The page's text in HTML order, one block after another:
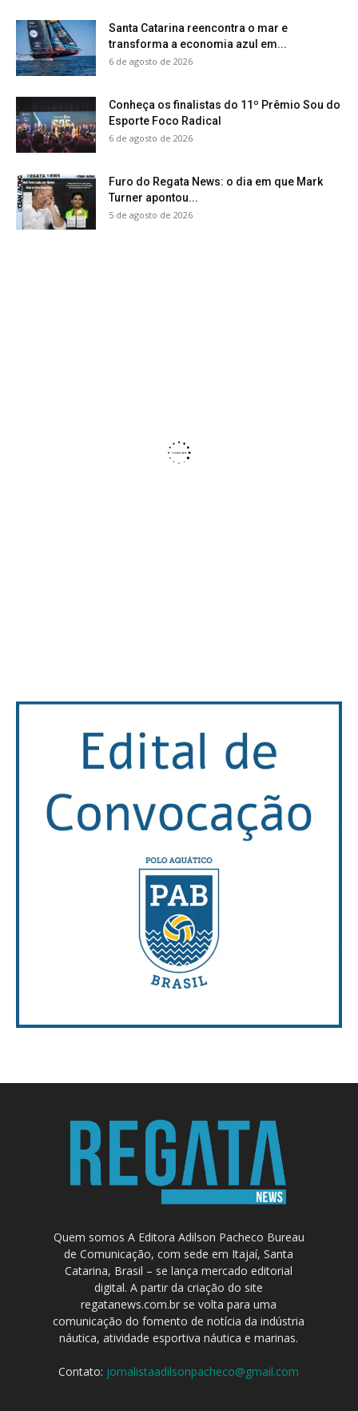
Santa Catarina reencontra o mar e
transforma a economia azul em...
6 de agosto de 2026
Conheça os finalistas do 11º Prêmio Sou do
Esporte Foco Radical
6 de agosto de 2026
Furo do Regata News: o dia em que Mark
Turner apontou...
5 de agosto de 2026
Quem somos A Editora Adilson Pacheco Bureau
de Comunicação, com sede em Itajaí, Santa
Catarina, Brasil – se lança mercado editorial
digital. A partir da criação do site
regatanews.com.br se volta para uma
comunicação do fomento de notícia da indústria
náutica, atividade esportiva náutica e marinas.
Contato: jornalistaadilsonpacheco@gmail.com